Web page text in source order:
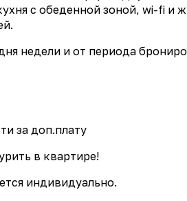
с обеденной зоной, wi-fi и
недели и от периода
за доп.плату
в квартире!
индивидуально.